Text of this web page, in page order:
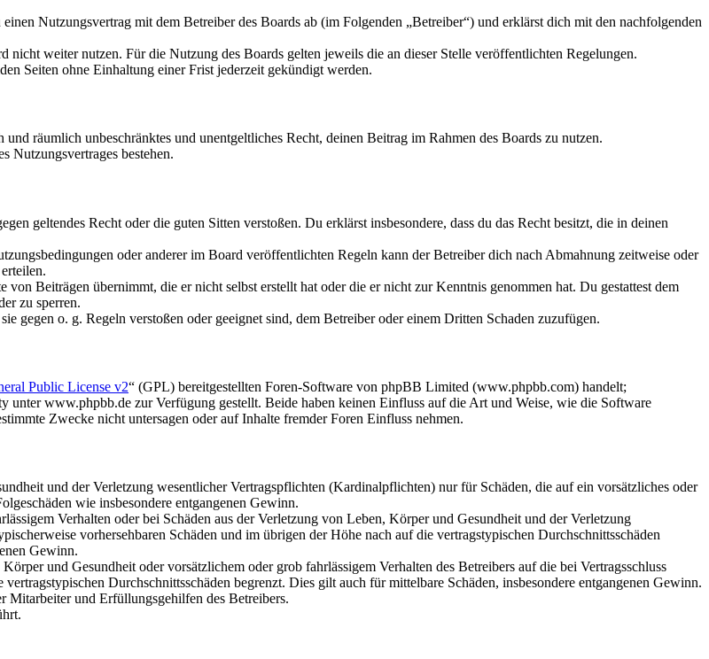
Nutzungsvertrag mit dem Betreiber des Boards ab (im Folgenden „Betreiber“) und erklärst dich mit den nachfolgenden
nicht weiter nutzen. Für die Nutzung des Boards gelten jeweils die an dieser Stelle veröffentlichten Regelungen.
Seiten ohne Einhaltung einer Frist jederzeit gekündigt werden.
räumlich unbeschränktes und unentgeltliches Recht, deinen Beitrag im Rahmen des Boards zu nutzen.
Nutzungsvertrages bestehen.
geltendes Recht oder die guten Sitten verstoßen. Du erklärst insbesondere, dass du das Recht besitzt, die in deinen
oder anderer im Board veröffentlichten Regeln kann der Betreiber dich nach Abmahnung zeitweise oder
Beiträgen übernimmt, die er nicht selbst erstellt hat oder die er nicht zur Kenntnis genommen hat. Du gestattest dem
zu sperren.
gegen o. g. Regeln verstoßen oder geeignet sind, dem Betreiber oder einem Dritten Schaden zuzufügen.
Public License v2“ (GPL) bereitgestellten Foren-Software von phpBB Limited (www.phpbb.com) handelt;
unter www.phpbb.de zur Verfügung gestellt. Beide haben keinen Einfluss auf die Art und Weise, wie die Software
Zwecke nicht untersagen oder auf Inhalte fremder Foren Einfluss nehmen.
und der Verletzung wesentlicher Vertragspflichten (Kardinalpflichten) nur für Schäden, die auf ein vorsätzliches oder
wie insbesondere entgangenen Gewinn.
Verhalten oder bei Schäden aus der Verletzung von Leben, Körper und Gesundheit und der Verletzung
vorhersehbaren Schäden und im übrigen der Höhe nach auf die vertragstypischen Durchschnittsschäden
Gewinn.
und Gesundheit oder vorsätzlichem oder grob fahrlässigem Verhalten des Betreibers auf die bei Vertragsschluss
Durchschnittsschäden begrenzt. Dies gilt auch für mittelbare Schäden, insbesondere entgangenen Gewinn.
Mitarbeiter und Erfüllungsgehilfen des Betreibers.